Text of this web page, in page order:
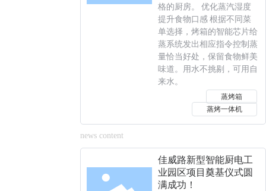
格的厨房。 优化蒸汽湿度
提升食物口感 根据不同菜
单选择，烤箱的智能芯片给
蒸系统发出相应指令控制蒸
量恰当好处，保留食物鲜美
味道。用水不挑剔，可用自
来水。
蒸烤箱
蒸烤一体机
news content
佳威路新型智能厨电工
业园区项目奠基仪式圆
满成功！